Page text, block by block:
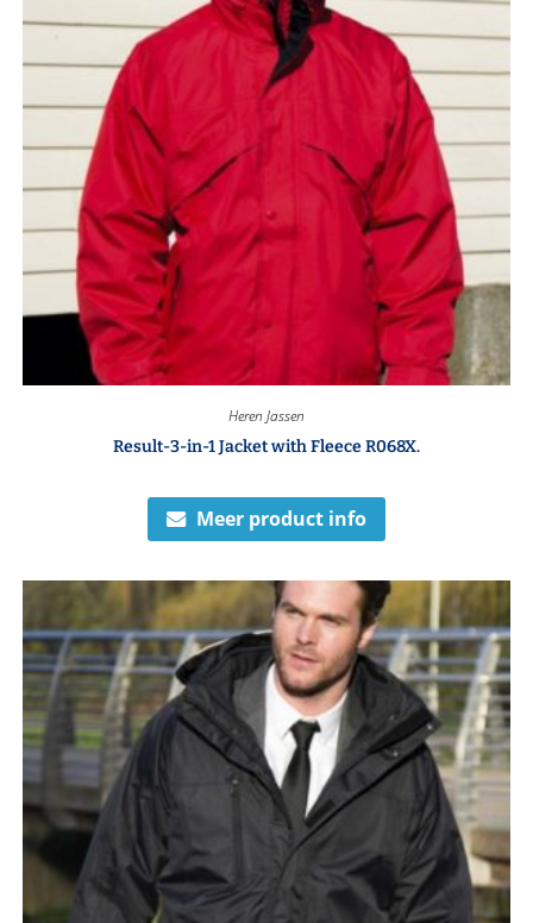
Heren Jassen
Result-3-in-1 Jacket with Fleece R068X.
Meer product info